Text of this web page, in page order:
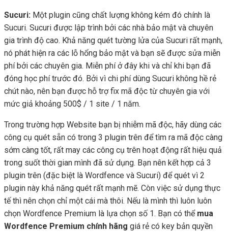
Sucuri: Một plugin cũng chất lượng không kém đó chính là
Sucuri. Sucuri được lập trình bởi các nhà bảo mật và chuyên
gia trình độ cao. Khả năng quét tường lửa của Sucuri rất mạnh,
nó phát hiện ra các lỗ hổng bảo mật và bạn sẽ được sửa miễn
phí bởi các chuyên gia. Miễn phí ở đây khi và chỉ khi bạn đã
đóng học phí trước đó. Bởi vì chi phí dùng Sucuri không hề rẻ
chút nào, nên bạn được hỗ trợ fix mã độc từ chuyên gia với
mức giả khoảng 500$ / 1 site / 1 năm.
Trong trường hợp Website bạn bị nhiễm mã độc, hãy dùng các
công cụ quét sẵn có trong 3 plugin trên để tìm ra mã độc càng
sớm càng tốt, rất may các công cụ trên hoạt động rất hiệu quả
trong suốt thời gian mình đã sử dụng. Bạn nên kết hợp cả 3
plugin trên (đặc biệt là Wordfence và Sucuri) để quét vì 2
plugin này khả năng quét rất mạnh mẽ. Còn việc sử dụng thực
tế thì nên chọn chỉ một cái mà thôi. Nếu là mình thì luôn luôn
chọn Wordfence Premium là lựa chọn số 1. Bạn có thể mua
Wordfence Premium chính hãng giá rẻ có key bản quyền